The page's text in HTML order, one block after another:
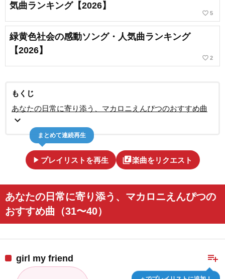
気曲ランキング【2026】
favorite_border 5
緑黄色社会の感動ソング・人気曲ランキング
【2026】
favorite_border 2
もくじ
あなたの日常に寄り添う、マカロニえんぴつのおすすめ曲
expand_more
play_arrow プレイリストを再生
まとめて連続再生
library_music楽曲をリクエスト
あなたの日常に寄り添う、マカロニえんぴつの
おすすめ曲（31〜40）
playlist_add
girl my friend